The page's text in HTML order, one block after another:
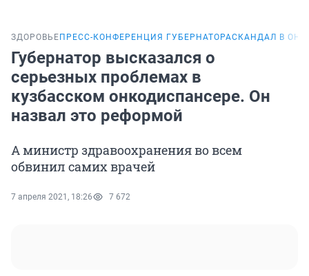
ЗДОРОВЬЕ ПРЕСС-КОНФЕРЕНЦИЯ ГУБЕРНАТОРАСКАНДАЛ В
Губернатор высказался о
серьезных проблемах в
кузбасском онкодиспансере. Он
назвал это реформой
А министр здравоохранения во всем
обвинил самих врачей
7 апреля 2021, 18:26 7 672